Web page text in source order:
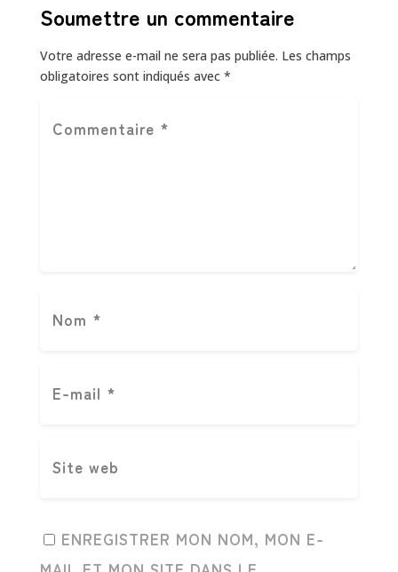
Soumettre un commentaire
Votre adresse e-mail ne sera pas publiée. Les champs
obligatoires sont indiqués avec *
ENREGISTRER MON NOM, MON E-